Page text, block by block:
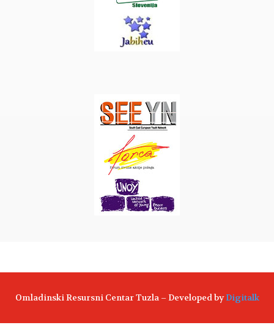
Omladinski Resursni Centar Tuzla – Developed byDigitalk